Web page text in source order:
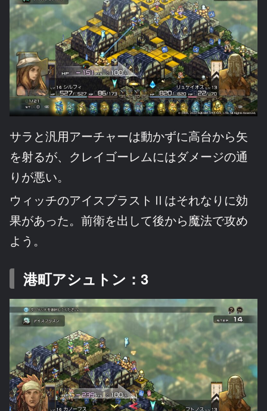
サラと汎用アーチャーは動かずに高台から矢
を射るが、クレイゴーレムにはダメージの通
りが悪い。
ウィッチのアイスブラストⅡはそれなりに効
果があった。前衛を出して後から魔法で攻め
よう。
港町アシュトン：3